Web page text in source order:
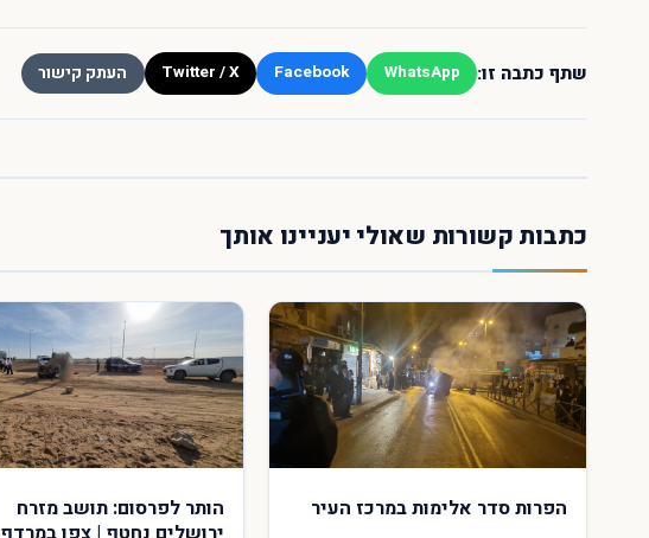
שתף כתבה זו: WhatsApp
Facebook
Twitter / X העתק קישור
כתבות קשורות שאולי יעניינו אותך
הפרות סדר אלימות במרכז העיר
הותר לפרסום: תושב מזרח